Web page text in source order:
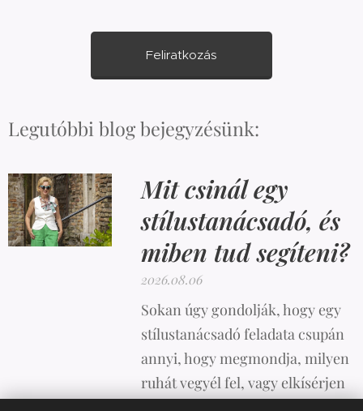
Feliratkozás
Legutóbbi blog bejegyzésünk:
Mit csinál egy
stílustanácsadó, és
miben tud segíteni?
2026.08.06
Sokan úgy gondolják, hogy egy
stílustanácsadó feladata csupán
annyi, hogy megmondja, milyen
ruhát vegyél fel, vagy elkísérjen